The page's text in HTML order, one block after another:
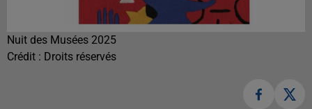
Nuit des Musées 2025
Crédit : Droits réservés